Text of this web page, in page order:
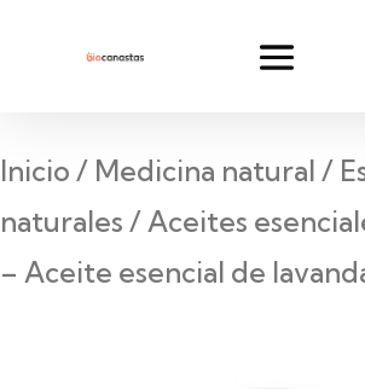
Inicio / Medicina natural /
naturales /Aceites
– Aceite esencial de